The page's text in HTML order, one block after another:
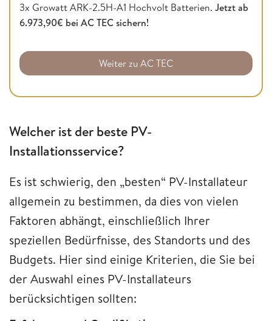
3x Growatt ARK-2.5H-A1 Hochvolt Batterien. Jetzt ab
6.973,90€ bei AC TEC sichern!
Weiter zu AC TEC
Welcher ist der beste PV-
Installationsservice?
Es ist schwierig, den „besten“ PV-Installateur
allgemein zu bestimmen, da dies von vielen
Faktoren abhängt, einschließlich Ihrer
speziellen Bedürfnisse, des Standorts und des
Budgets. Hier sind einige Kriterien, die Sie bei
der Auswahl eines PV-Installateurs
berücksichtigen sollten: